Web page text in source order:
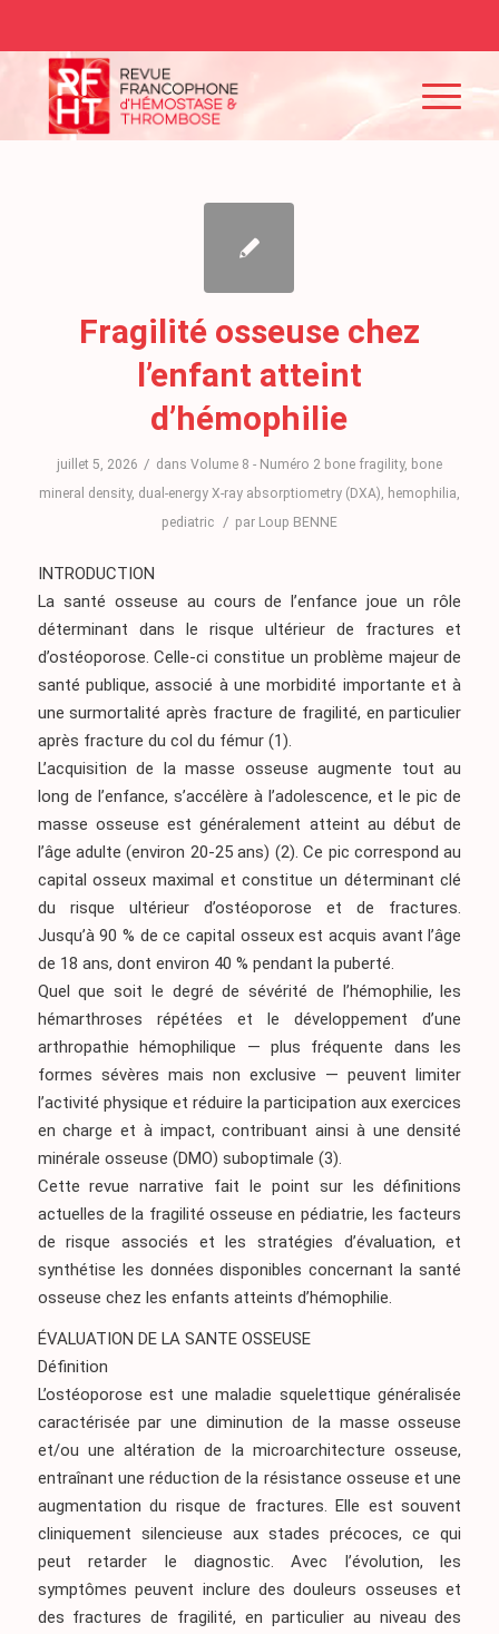
Fragilité osseuse chez
l’enfant atteint
d’hémophilie
juillet 5, 2026 / dans Volume 8 - Numéro 2 bone fragility, bone
mineral density, dual-energy X-ray absorptiometry (DXA), hemophilia,
pediatric / par Loup BENNE
INTRODUCTION
La santé osseuse au cours de l’enfance joue un rôle
déterminant dans le risque ultérieur de fractures et
d’ostéoporose. Celle-ci constitue un problème majeur de
santé publique, associé à une morbidité importante et à
une surmortalité après fracture de fragilité, en particulier
après fracture du col du fémur (1).
L’acquisition de la masse osseuse augmente tout au
long de l’enfance, s’accélère à l’adolescence, et le pic de
masse osseuse est généralement atteint au début de
l’âge adulte (environ 20-25 ans) (2). Ce pic correspond au
capital osseux maximal et constitue un déterminant clé
du risque ultérieur d’ostéoporose et de fractures.
Jusqu’à 90 % de ce capital osseux est acquis avant l’âge
de 18 ans, dont environ 40 % pendant la puberté.
Quel que soit le degré de sévérité de l’hémophilie, les
hémarthroses répétées et le développement d’une
arthropathie hémophilique — plus fréquente dans les
formes sévères mais non exclusive — peuvent limiter
l’activité physique et réduire la participation aux exercices
en charge et à impact, contribuant ainsi à une densité
minérale osseuse (DMO) suboptimale (3).
Cette revue narrative fait le point sur les définitions
actuelles de la fragilité osseuse en pédiatrie, les facteurs
de risque associés et les stratégies d’évaluation, et
synthétise les données disponibles concernant la santé
osseuse chez les enfants atteints d’hémophilie.
ÉVALUATION DE LA SANTE OSSEUSE
Définition
L’ostéoporose est une maladie squelettique généralisée
caractérisée par une diminution de la masse osseuse
et/ou une altération de la microarchitecture osseuse,
entraînant une réduction de la résistance osseuse et une
augmentation du risque de fractures. Elle est souvent
cliniquement silencieuse aux stades précoces, ce qui
peut retarder le diagnostic. Avec l’évolution, les
symptômes peuvent inclure des douleurs osseuses et
des fractures de fragilité, en particulier au niveau des